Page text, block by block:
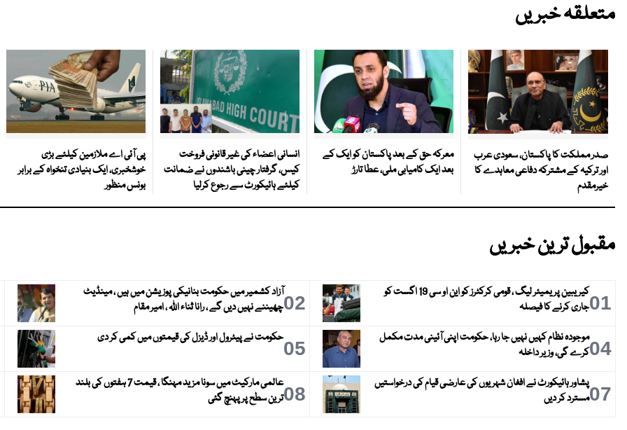
متعلقہ خبریں
صدر مملکت کا پاکستان، سعودی عرب
اور ترکیہ کے مشترکہ دفاعی معاہدے کا
خیرمقدم
معرکہ حق کے بعد پاکستان کو ایک کے
بعد ایک کامیابی ملی، عطا تارڑ
انسانی اعضاء کی غیر قانونی فروخت
کیس، گرفتار چینی باشندوں نے ضمانت
کیلئے ہائیکورٹ سے رجوع کرلیا
پی آئی اے ملازمین کیلئے بڑی
خوشخبری، ایک بنیادی تنخواہ کے برابر
بونس منظور
مقبول ترین خبریں
01
کیریبین پریمیئر لیگ ، قومی کرکٹرز کو این او سی 19 اگست کو
جاری کرنے کا فیصلہ
02آزاد کشمیر میں حکومت بنانیکی پوزیشن میں ہیں ، مینڈیٹ
چھیننے نہیں دیں گے ، رانا ثناء اللہ ، امیر مقام
04موجودہ نظام کہیں نہیں جا رہا، حکومت اپنی آئینی مدت مکمل
کرے گی، وزیر داخلہ
05حکومت نے پیٹرول اور ڈیزل کی قیمتوں میں کمی کر دی
07پشاور ہائیکورٹ نے افغان شہریوں کی عارضی قیام کی درخواستیں
مسترد کر دیں
08
عالمی مارکیٹ میں سونا مزید مہنگا ، قیمت 7 ہفتوں کی بلند
ترین سطح پر پہنچ گئی